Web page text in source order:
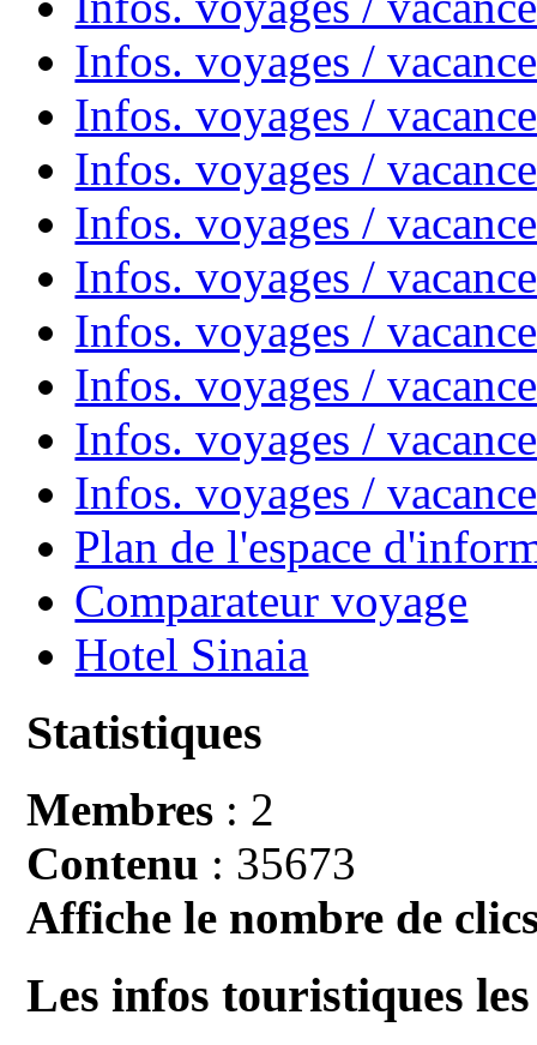
Infos. voyages /
Infos. voyages /
Infos. voyages /
Infos. voyages /
Infos. voyages /
Infos. voyages /
Infos. voyages /
Infos. voyages /
Infos. voyages /
Plan de l'espace
Comparateur voyage
Hotel Sinaia
Statistiques
Membres : 2
Contenu : 35673
Affiche le nombre de
Les infos touristiques